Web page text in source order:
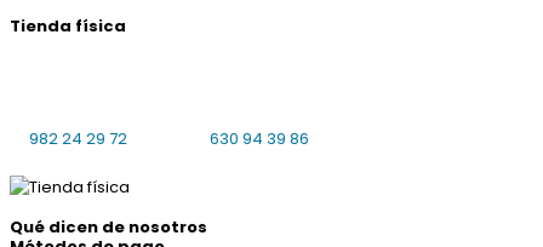
Tienda física
982 24 29 72
630 94 39 86
Qué dicen de nosotros